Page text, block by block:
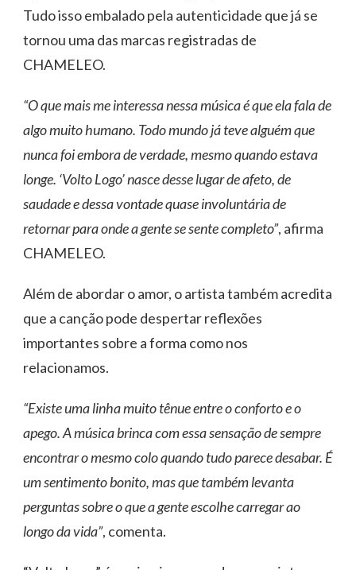
Tudo isso embalado pela autenticidade que já se
tornou uma das marcas registradas de
CHAMELEO.
“O que mais me interessa nessa música é que ela fala de
algo muito humano. Todo mundo já teve alguém que
nunca foi embora de verdade, mesmo quando estava
longe. ‘Volto Logo’ nasce desse lugar de afeto, de
saudade e dessa vontade quase involuntária de
retornar para onde a gente se sente completo”, afirma
CHAMELEO.
Além de abordar o amor, o artista também acredita
que a canção pode despertar reflexões
importantes sobre a forma como nos
relacionamos.
“Existe uma linha muito tênue entre o conforto e o
apego. A música brinca com essa sensação de sempre
encontrar o mesmo colo quando tudo parece desabar. É
um sentimento bonito, mas que também levanta
perguntas sobre o que a gente escolhe carregar ao
longo da vida”, comenta.